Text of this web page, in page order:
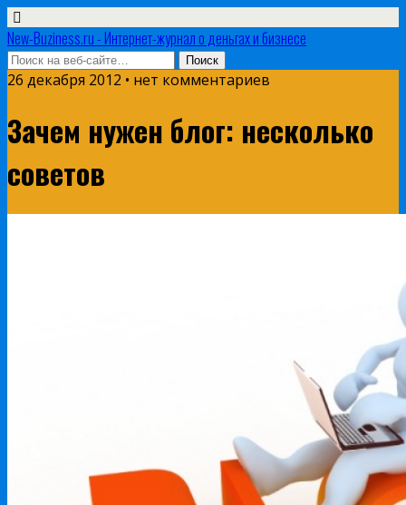
New-Buziness.ru - Интернет-журнал о деньгах и бизнесе
26 декабря 2012 • нет комментариев
Зачем нужен блог: несколько
советов